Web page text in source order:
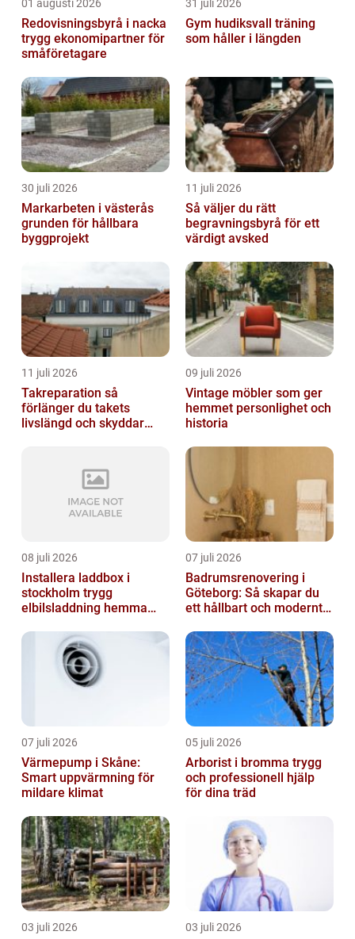
01 augusti 2026
Redovisningsbyrå i nacka
trygg ekonomipartner för
småföretagare
31 juli 2026
Gym hudiksvall träning
som håller i längden
30 juli 2026
Markarbeten i västerås
grunden för hållbara
byggprojekt
11 juli 2026
Så väljer du rätt
begravningsbyrå för ett
värdigt avsked
11 juli 2026
Takreparation så
förlänger du takets
livslängd och skyddar
09 juli 2026
Vintage möbler som ger
hemmet personlighet och
historia
08 juli 2026
Installera laddbox i
stockholm trygg
elbilsladdning hemma
07 juli 2026
Badrumsrenovering i
Göteborg: Så skapar du
ett hållbart och modernt
07 juli 2026
Värmepump i Skåne:
Smart uppvärmning för
mildare klimat
05 juli 2026
Arborist i bromma trygg
och professionell hjälp
för dina träd
03 juli 2026 03 juli 2026